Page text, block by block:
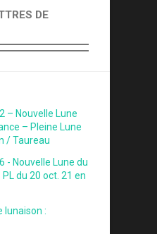
DE
– Nouvelle Lune
– Pleine Lune
/ Taureau
- Nouvelle Lune du
du 20 oct. 21 en
lunaison :